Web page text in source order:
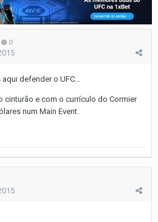
0
defender o UFC...
cinturão e com o currículo do Cormier
num Main Event.